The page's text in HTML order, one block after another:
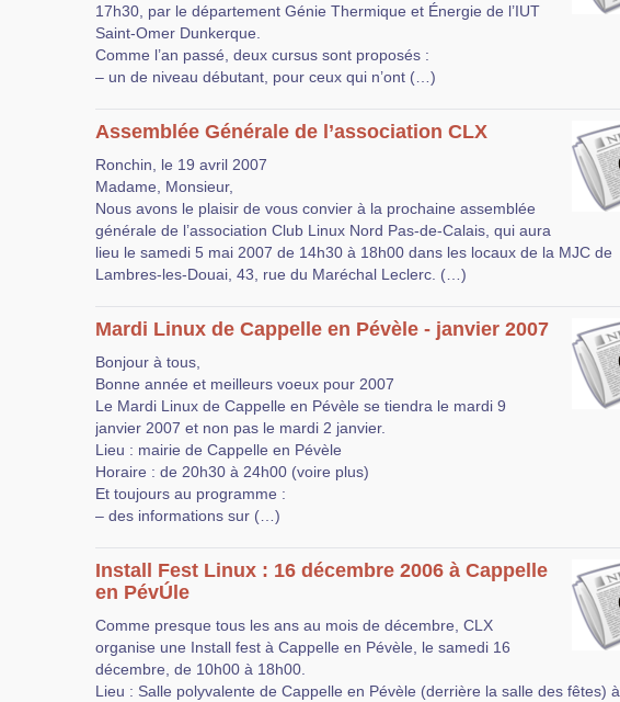
17h30, par le département Génie Thermique et Énergie de l’IUT
Saint-Omer Dunkerque.
Comme l’an passé, deux cursus sont proposés :
– un de niveau débutant, pour ceux qui n’ont (…)
Assemblée Générale de l’association CLX
Ronchin, le 19 avril 2007
Madame, Monsieur,
Nous avons le plaisir de vous convier à la prochaine assemblée
générale de l’association Club Linux Nord Pas-de-Calais, qui aura
lieu le samedi 5 mai 2007 de 14h30 à 18h00 dans les locaux de la MJC de
Lambres-les-Douai, 43, rue du Maréchal Leclerc. (…)
Mardi Linux de Cappelle en Pévèle - janvier 2007
Bonjour à tous,
Bonne année et meilleurs voeux pour 2007
Le Mardi Linux de Cappelle en Pévèle se tiendra le mardi 9
janvier 2007 et non pas le mardi 2 janvier.
Lieu : mairie de Cappelle en Pévèle
Horaire : de 20h30 à 24h00 (voire plus)
Et toujours au programme :
– des informations sur (…)
Install Fest Linux : 16 décembre 2006 à Cappelle
en PévÚle
Comme presque tous les ans au mois de décembre, CLX
organise une Install fest à Cappelle en Pévèle, le samedi 16
décembre, de 10h00 à 18h00.
Lieu : Salle polyvalente de Cappelle en Pévèle (derrière la salle des fêtes) à